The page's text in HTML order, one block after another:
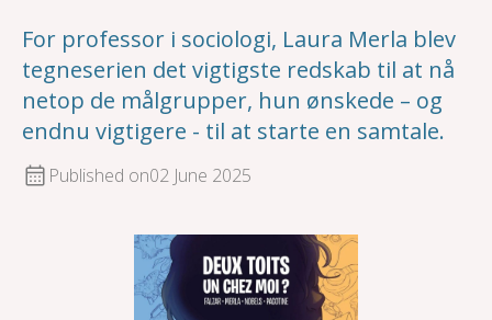
For professor i sociologi, Laura Merla blev
tegneserien det vigtigste redskab til at nå
netop de målgrupper, hun ønskede – og
endnu vigtigere - til at starte en samtale.
Published on02 June 2025